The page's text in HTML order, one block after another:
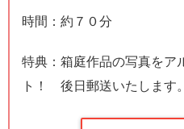
時間：約７０分
特典：箱庭作品の写真をア
ト！ 後日郵送いたします。